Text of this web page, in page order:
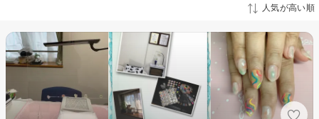
人気が高い順